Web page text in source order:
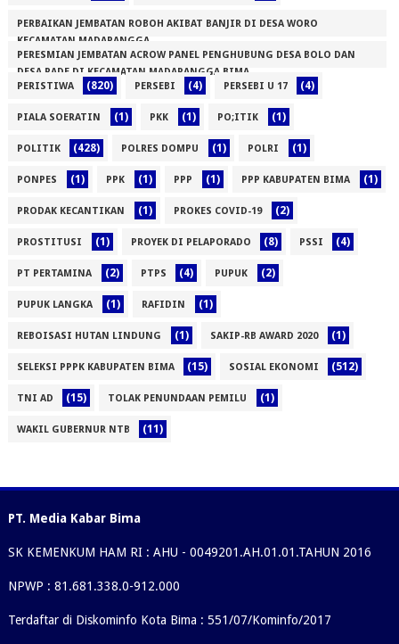
PERBAIKAN JEMBATAN ROBOH AKIBAT BANJIR DI DESA WORO
KECAMATAN MADAPANGGA
(1)PERESMIAN JEMBATAN ACROW PANEL PENGHUBUNG DESA BOLO DAN
DESA RADE DI KECAMATAN MADAPANGGA BIMA
(1)PERISTIWA (820) PERSEBI (4) PERSEBI U 17 (4)
PIALA SOERATIN (1) PKK (1) PO;ITIK (1)
POLITIK (428) POLRES DOMPU (1) POLRI (1)
PONPES (1) PPK (1) PPP (1) PPP KABUPATEN BIMA (1)
PRODAK KECANTIKAN (1) PROKES COVID-19 (2)
PROSTITUSI (1) PROYEK DI PELAPORADO (8) PSSI (4)
PT PERTAMINA (2) PTPS (4) PUPUK (2)
PUPUK LANGKA (1) RAFIDIN (1)
REBOISASI HUTAN LINDUNG (1) SAKIP-RB AWARD 2020 (1)
SELEKSI PPPK KABUPATEN BIMA (15) SOSIAL EKONOMI (512)
TNI AD (15) TOLAK PENUNDAAN PEMILU (1)
WAKIL GUBERNUR NTB (11)
PT. Media Kabar Bima
SK KEMENKUM HAM RI : AHU - 0049201.AH.01.01.TAHUN 2016
NPWP : 81.681.338.0-912.000
Terdaftar di Diskominfo Kota Bima : 551/07/Kominfo/2017